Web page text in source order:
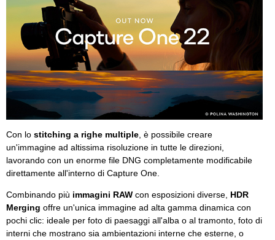
Con lo stitching a righe multiple , è possibile creare
un'immagine ad altissima risoluzione in tutte le direzioni,
lavorando con un enorme file DNG completamente modificabile
direttamente all'interno di Capture One.
Combinando più immagini RAW con esposizioni diverse, HDR
Merging offre un'unica immagine ad alta gamma dinamica con
pochi clic: ideale per foto di paesaggi all'alba o al tramonto, foto di
interni che mostrano sia ambientazioni interne che esterne, o